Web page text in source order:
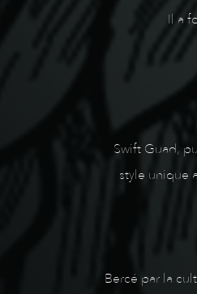
Il a
Swift Guad,
style unique
Bercé par la